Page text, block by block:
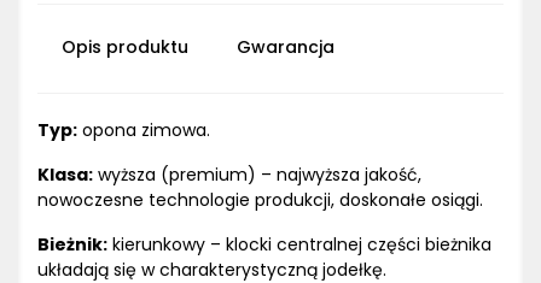
Opis produktu Gwarancja
Typ: opona zimowa.
Klasa: wyższa (premium) – najwyższa jakość,
nowoczesne technologie produkcji, doskonałe osiągi.
Bieżnik: kierunkowy – klocki centralnej części bieżnika
układają się w charakterystyczną jodełkę.